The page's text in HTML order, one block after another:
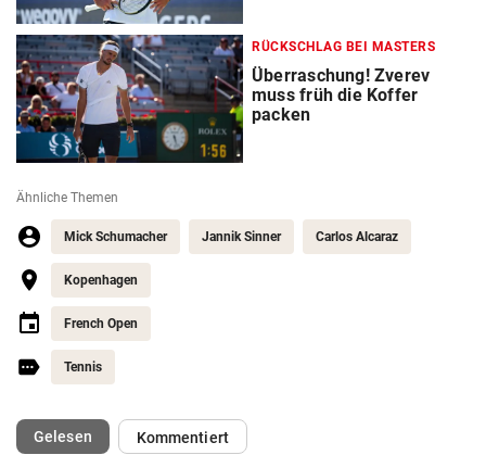
RÜCKSCHLAG BEI MASTERS
Überraschung! Zverev
muss früh die Koffer
packen
Ähnliche Themen
Mick Schumacher Jannik Sinner Carlos Alcaraz
Kopenhagen
French Open
Tennis
Gelesen(ausgewählt)Kommentiert